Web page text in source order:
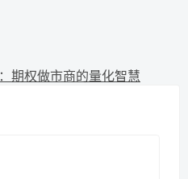
期权做市商的量化智慧